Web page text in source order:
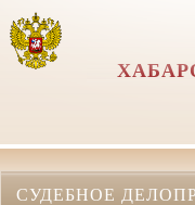
СУДЕБНОЕ